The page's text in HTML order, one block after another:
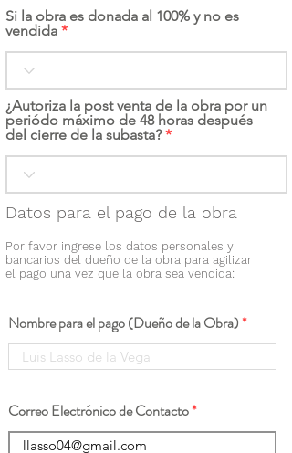
Si la obra es donada al 100% y no es
vendida
¿Autoriza la post venta de la obra por un
periódo máximo de 48 horas después
del cierre de la subasta?
Datos para el pago de la obra
Por favor ingrese los datos personales y
bancarios del dueño de la obra para agilizar
el pago una vez que la obra sea vendida:
Nombre para el pago (Dueño de la Obra)
Correo Electrónico de Contacto